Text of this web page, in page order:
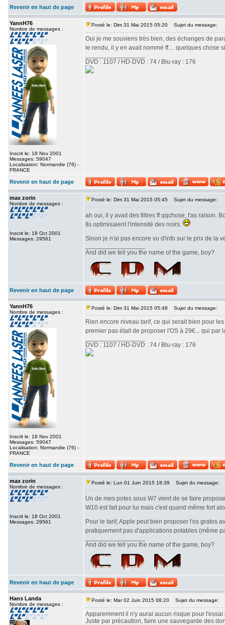
Revenir en haut de page
YannH76
Nombre de messages :
Inscrit le: 18 Nov 2001
Messages: 59047
Localisation: Normandie (76) -
FRANCE
Posté le: Dim 31 Mai 2015 05:20 Sujet du message:
Oui je me souviens très bien, des échanges de
le rendu, il y en avait nommé ff.... quelques chose
DVD : 1107 / HD-DVD : 74 / Blu-ray : 176
Revenir en haut de page
max zorin
Nombre de messages :
Inscrit le: 18 Oct 2001
Messages: 29561
Posté le: Dim 31 Mai 2015 05:45 Sujet du message:
ah oui, il y avait des filtres ff qqchose, t'as raison.
Ils optimisaient l'intensité des noirs.
Sinon je n'ai pas encore vu d'info sur le prix de la
And did we tell you the name of the game, boy?
Revenir en haut de page
YannH76
Nombre de messages :
Inscrit le: 18 Nov 2001
Messages: 59047
Localisation: Normandie (76) -
FRANCE
Posté le: Dim 31 Mai 2015 05:48 Sujet du message:
Rien encore niveau tarif, ce qui serait bien pour
premier pas était de proposer l'OS à 29€... qui
DVD : 1107 / HD-DVD : 74 / Blu-ray : 176
Revenir en haut de page
max zorin
Nombre de messages :
Inscrit le: 18 Oct 2001
Messages: 29561
Posté le: Lun 01 Juin 2015 18:39 Sujet du message:
Un de mes potes sous W7 vient de se faire
W10 est fait pour lui mais c'est quand même fort
Pour le tarif, Apple peut bien proposer l'os gratos
pratiquement pas d'applications potables (même
And did we tell you the name of the game, boy?
Revenir en haut de page
Hans Landa
Nombre de messages :
Posté le: Mar 02 Juin 2015 08:20 Sujet du message:
Apparemment il n'y aurai aucun risque pour
Juste par précaution, faire une sauvegarde des